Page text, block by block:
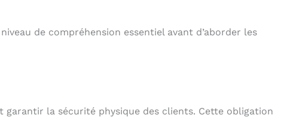
de compréhension essentiel avant d’aborder les
garantir la sécurité physique des clients. Cette obligation